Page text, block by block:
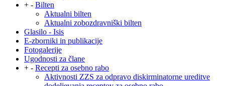
+ - Bilten
Aktualni bilten
Aktualni zobozdravniški bilten
Glasilo - Isis
E-zborniki in publikacije
Fotogalerije
Ugodnosti za člane
+ - Recepti za osebno rabo
Aktivnosti ZZS za odpravo diskirminatorne ureditve